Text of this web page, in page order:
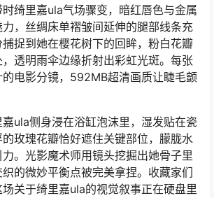
绮里嘉ula气场骤变，暗红唇色与金属
，丝绸床单褶皱间延伸的腿部线条充
捉到她在樱花树下的回眸，粉白花瓣
透明雨伞边缘折射出彩虹光斑。每张
电影分镜，592MB超清画质让睫毛颤
ula侧身浸在浴缸泡沫里，湿发贴在瓷
玫瑰花瓣恰好遮住关键部位，朦胧水
。光影魔术师用镜头挖掘出她骨子里
的微妙平衡点被完美拿捏。收藏家们
关于绮里嘉ula的视觉叙事正在硬盘里